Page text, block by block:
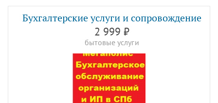
Бухгалтерские услуги и сопровождение
2 999 ₽
бытовые услуги